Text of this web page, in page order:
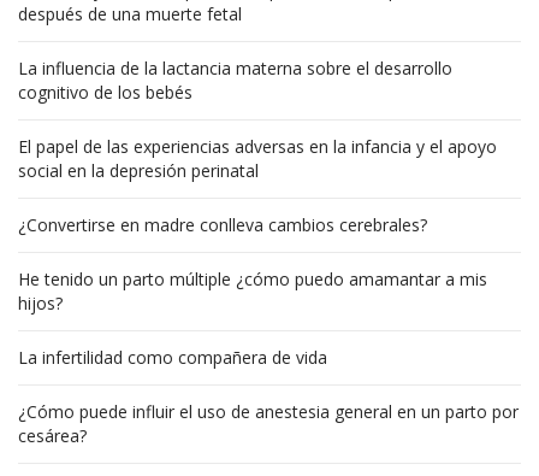
después de una muerte fetal
La influencia de la lactancia materna sobre el desarrollo
cognitivo de los bebés
El papel de las experiencias adversas en la infancia y el apoyo
social en la depresión perinatal
¿Convertirse en madre conlleva cambios cerebrales?
He tenido un parto múltiple ¿cómo puedo amamantar a mis
hijos?
La infertilidad como compañera de vida
¿Cómo puede influir el uso de anestesia general en un parto por
cesárea?